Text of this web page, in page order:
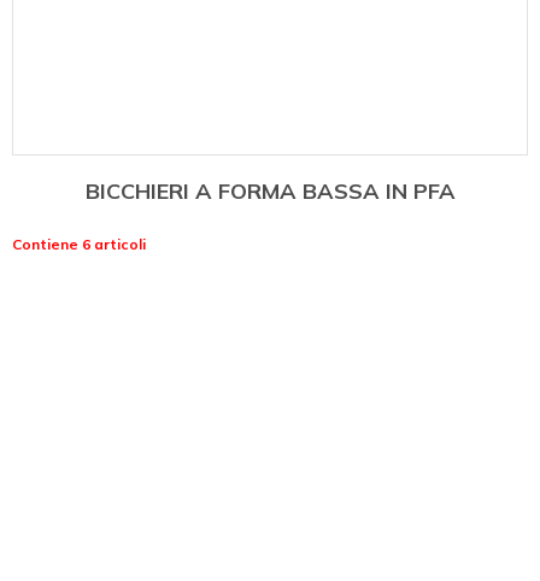
BICCHIERI A FORMA BASSA IN PFA
Contiene 6 articoli